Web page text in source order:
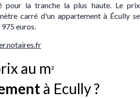
pour la tranche la plus haute. Le prix
carré d'un appartement à Écully se
euros.
au m²
à Ecully ?